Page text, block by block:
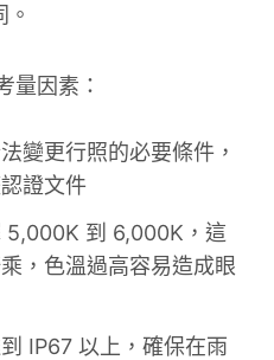
量因素：
變更行照的必要條件，
證文件
5,000K 到 6,000K，這
，色溫過高容易造成眼
IP67 以上，確保在雨